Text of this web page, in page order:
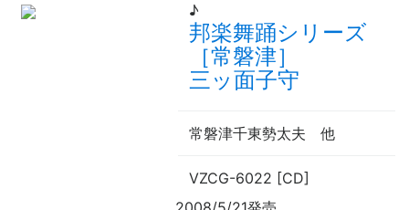
♪
邦楽舞踊シリーズ
［常磐津］
三ッ面子守
常磐津千東勢太夫 他
VZCG-6022 [CD]